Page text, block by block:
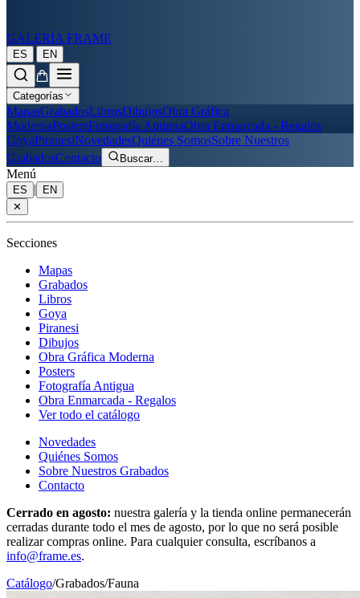
GALERÍA FRAME
ES | EN
Categorías
MapasGrabadosLibrosDibujosObra Gráfica
ModernaPostersFotografía AntiguaObra Enmarcada - Regalos
GoyaPiranesiNovedadesQuiénes SomosSobre Nuestros
GrabadosContacto Buscar…
Menú
ES |
EN
✕
Secciones
Mapas
Grabados
Libros
Goya
Piranesi
Dibujos
Obra Gráfica Moderna
Posters
Fotografía Antigua
Obra Enmarcada - Regalos
Ver todo el catálogo
Novedades
Quiénes Somos
Sobre Nuestros Grabados
Contacto
Cerrado en agosto: nuestra galería y la tienda online permanecerán
cerradas durante todo el mes de agosto, por lo que no será posible
realizar compras online. Para cualquier consulta, escríbanos a
info@frame.es.
Catálogo/Grabados/Fauna